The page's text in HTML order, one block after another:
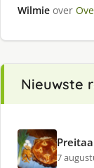
Wilmie over
Nieuwste
7